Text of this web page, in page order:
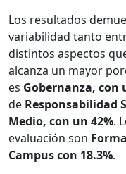
Los resultados
variabilidad tanto
distintos aspectos
alcanza un mayor
es Gobernanza, con
de Responsabilidad
Medio, con un 42%.
evaluación son
Campus con 18.3%.